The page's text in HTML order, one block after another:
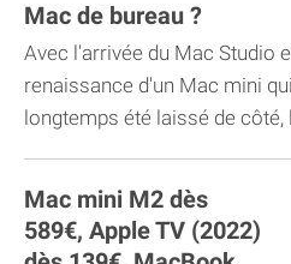
Mac de bureau ?
Avec l'arrivée du Mac Studio
renaissance d'un Mac mini
longtemps été laissé de côté,
Mac mini M2 dès
589€, Apple TV (2022)